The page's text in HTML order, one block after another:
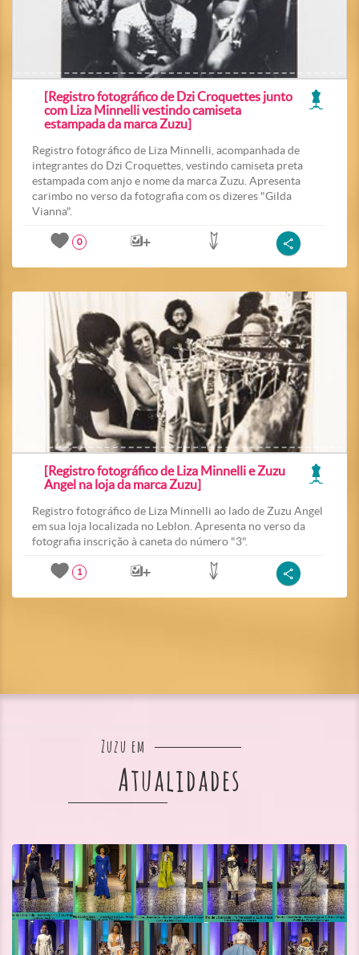
[Registro fotográfico de Dzi Croquettes junto
com Liza Minnelli vestindo camiseta
estampada da marca Zuzu]
Registro fotográfico de Liza Minnelli, acompanhada de
integrantes do Dzi Croquettes, vestindo camiseta preta
estampada com anjo e nome da marca Zuzu. Apresenta
carimbo no verso da fotografia com os dizeres "Gilda
Vianna".
0
[Registro fotográfico de Liza Minnelli e Zuzu
Angel na loja da marca Zuzu]
Registro fotográfico de Liza Minnelli ao lado de Zuzu Angel
em sua loja localizada no Leblon. Apresenta no verso da
fotografia inscrição à caneta do número "3".
1
Zuzu em
Atualidades